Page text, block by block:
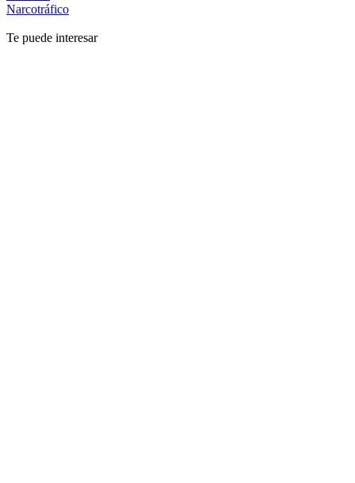
Narcotráfico
Te puede interesar